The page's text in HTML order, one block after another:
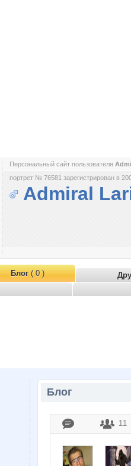
Персональный сайт пользователя
портрет № 76581 зарегистрирован в
Admiral
Блог( 0 )
Блог
11